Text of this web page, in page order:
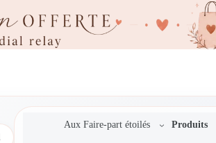
Aux Faire-part étoilés Produits